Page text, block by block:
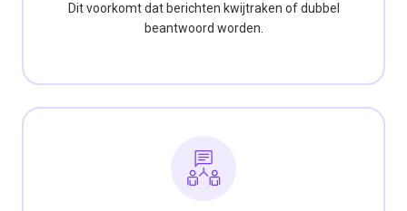
Dit voorkomt dat berichten kwijtraken of dubbel
beantwoord worden.